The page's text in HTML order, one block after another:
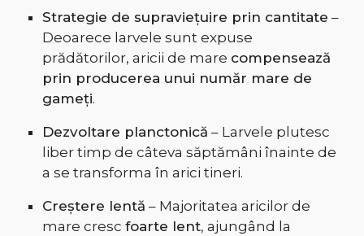
Strategie de supraviețuire prin cantitate –
Deoarece larvele sunt expuse
prădătorilor, aricii de mare compensează
prin producerea unui număr mare de
gameți.
Dezvoltare planctonică – Larvele plutesc
liber timp de câteva săptămâni înainte de
a se transforma în arici tineri.
Creștere lentă – Majoritatea aricilor de
mare cresc foarte lent, ajungând la